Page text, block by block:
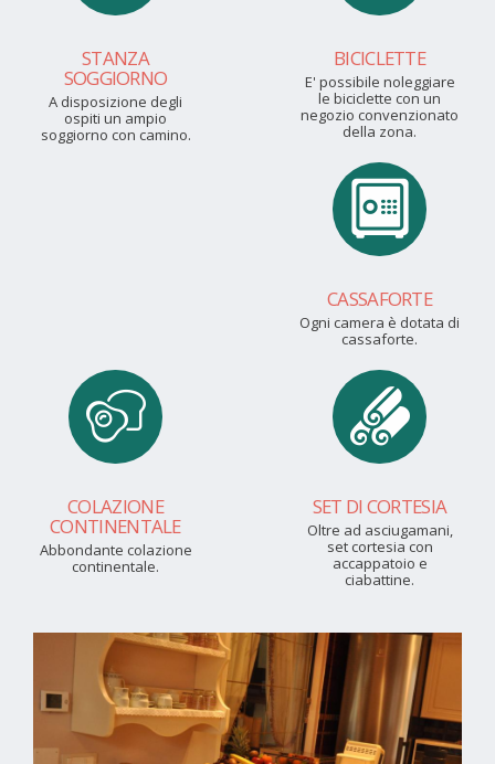
STANZA
SOGGIORNO
A disposizione degli
ospiti un ampio
soggiorno con camino.
BICICLETTE
E' possibile noleggiare
le biciclette con un
negozio convenzionato
della zona.
CASSAFORTE
Ogni camera è dotata di
cassaforte.
COLAZIONE
CONTINENTALE
Abbondante colazione
continentale.
SET DI CORTESIA
Oltre ad asciugamani,
set cortesia con
accappatoio e
ciabattine.